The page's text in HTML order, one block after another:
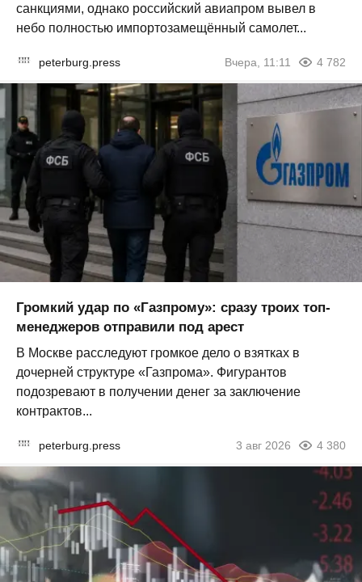
санкциями, однако российский авиапром вывел в
небо полностью импортозамещённый самолет...
peterburg.press Вчера, 11:11 4 782
Громкий удар по «Газпрому»: сразу троих топ-
менеджеров отправили под арест
В Москве расследуют громкое дело о взятках в
дочерней структуре «Газпрома». Фигурантов
подозревают в получении денег за заключение
контрактов...
peterburg.press 3 авг 2026 4 380